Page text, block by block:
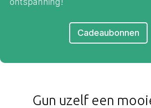
Cadeaubonnen
Gun uzelf een